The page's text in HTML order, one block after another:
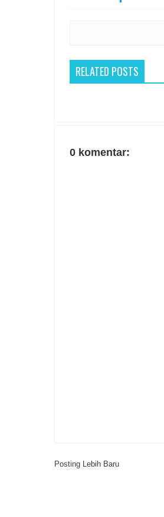
RELATED POSTS
0 komentar:
Posting Lebih Baru